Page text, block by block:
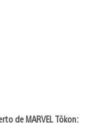
de MARVEL Tōkon: